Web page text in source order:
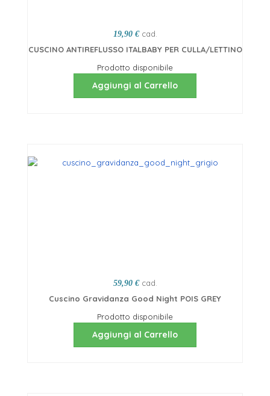
19,90 € cad.
CUSCINO ANTIREFLUSSO ITALBABY PER CULLA/LETTINO
Prodotto disponibile
Aggiungi al Carrello
59,90 € cad.
Cuscino Gravidanza Good Night POIS GREY
Prodotto disponibile
Aggiungi al Carrello